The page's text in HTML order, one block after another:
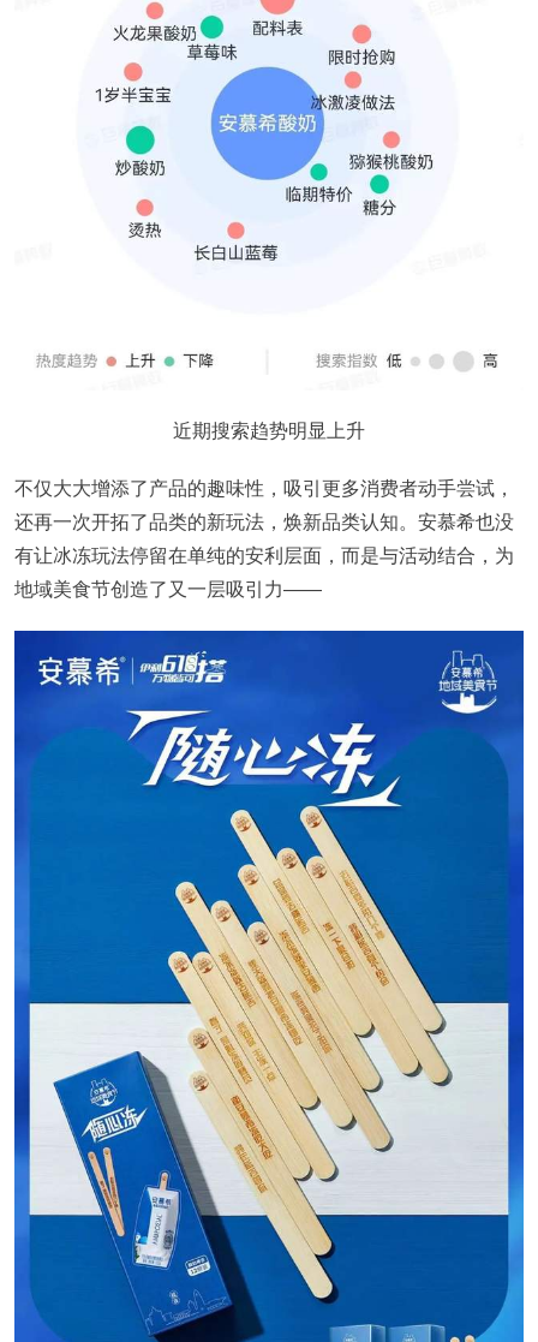
近期搜索趋势明显上升
不仅大大增添了产品的趣味性，吸引更多消费者动手尝试，
还再一次开拓了品类的新玩法，焕新品类认知。安慕希也没
有让冰冻玩法停留在单纯的安利层面，而是与活动结合，为
地域美食节创造了又一层吸引力——